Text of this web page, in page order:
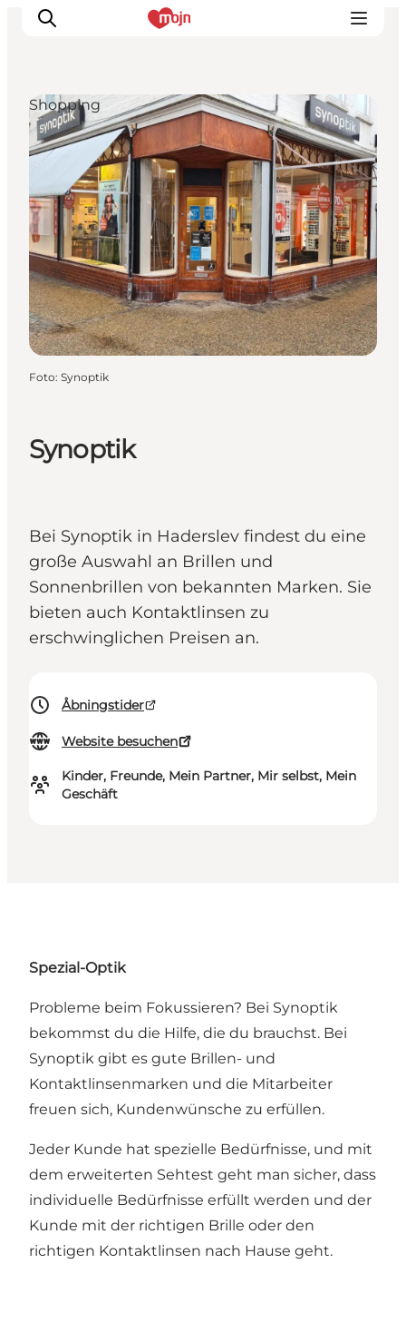
Erlebnisse
Städte und Regionen
Events
Übernachtung
Plane deine Reise
Booking
Synoptik
Bei Synoptik in Haderslev findest du eine
große Auswahl an Brillen und
Sonnenbrillen von bekannten Marken. Sie
bieten auch Kontaktlinsen zu
erschwinglichen Preisen an.
Åbningstider
Website besuchen
Kinder, Freunde, Mein Partner, Mir selbst, Mein
Geschäft
Shopping
Foto: Synoptik
Spezial-Optik
Probleme beim Fokussieren? Bei Synoptik
bekommst du die Hilfe, die du brauchst. Bei
Synoptik gibt es gute Brillen- und
Kontaktlinsenmarken und die Mitarbeiter
freuen sich, Kundenwünsche zu erfüllen.
Jeder Kunde hat spezielle Bedürfnisse, und mit
dem erweiterten Sehtest geht man sicher, dass
individuelle Bedürfnisse erfüllt werden und der
Kunde mit der richtigen Brille oder den
richtigen Kontaktlinsen nach Hause geht.